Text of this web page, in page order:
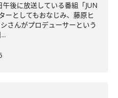
午後に放送している番組「JUN
ーとしてもおなじみ、藤原ヒ
さんがプロデューサーという